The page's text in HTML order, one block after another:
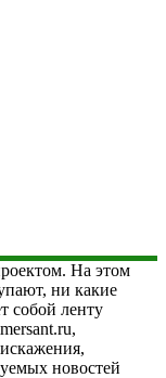
На этом
ни какие
собой ленту
новостей